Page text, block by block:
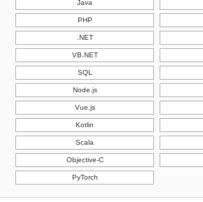
Java
PHP
.NET
VB.NET
SQL
Node.js
Vue.js
Kotlin
Scala
Objective-C
PyTorch